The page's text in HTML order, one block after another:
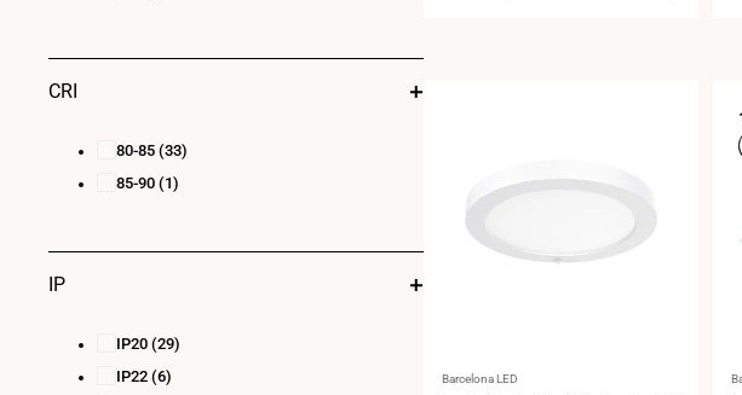
Fornecedor:
Barcelona LED
CRI
80-85 (33)
85-90 (1)
IP
IP20 (29)
IP22 (6)